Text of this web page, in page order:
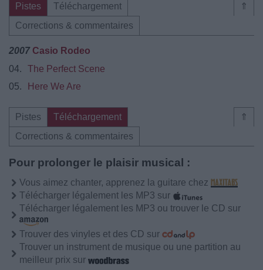
⇑
Pistes
Téléchargement
Corrections & commentaires
2007 Casio Rodeo
04.
The Perfect Scene
05.
Here We Are
⇑
Pistes
Téléchargement
Corrections & commentaires
Pour prolonger le plaisir musical :
Vous aimez chanter, apprenez la guitare chez
Télécharger légalement les MP3 sur
Télécharger légalement les MP3 ou trouver le CD sur
Trouver des vinyles et des CD sur
Trouver un instrument de musique ou une partition au
meilleur prix sur